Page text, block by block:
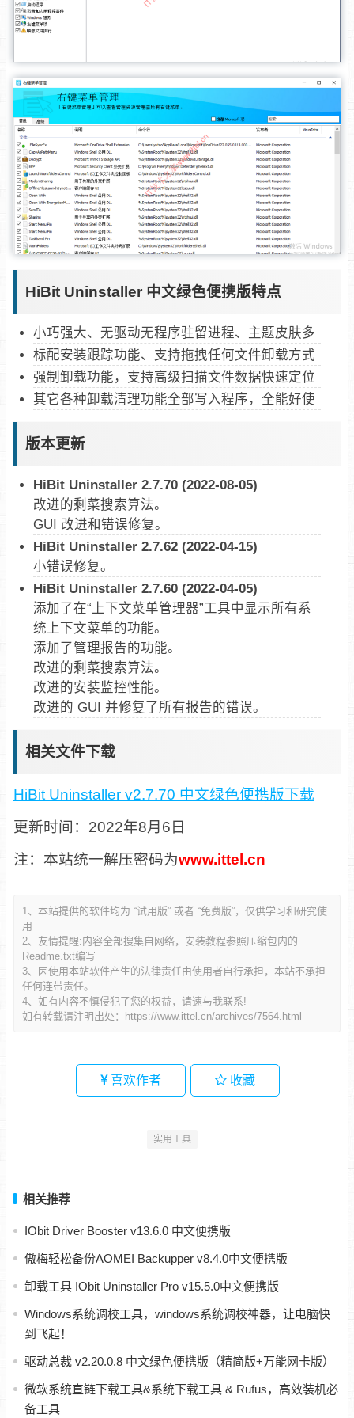
HiBit Uninstaller 中文绿色便携版特点
小巧强大、无驱动无程序驻留进程、主题皮肤多
标配安装跟踪功能、支持拖拽任何文件卸载方式
强制卸载功能，支持高级扫描文件数据快速定位
其它各种卸载清理功能全部写入程序，全能好使
版本更新
HiBit Uninstaller 2.7.70 (2022-08-05)
改进的剩菜搜索算法。
GUI 改进和错误修复。
HiBit Uninstaller 2.7.62 (2022-04-15)
小错误修复。
HiBit Uninstaller 2.7.60 (2022-04-05)
添加了在“上下文菜单管理器”工具中显示所有系
统上下文菜单的功能。
添加了管理报告的功能。
改进的剩菜搜索算法。
改进的安装监控性能。
改进的 GUI 并修复了所有报告的错误。
相关文件下载
HiBit Uninstaller v2.7.70 中文绿色便携版下载
更新时间：2022年8月6日
注：本站统一解压密码为www.ittel.cn
1、本站提供的软件均为 “试用版” 或者 “免费版”，仅供学习和研究使
用
2、友情提醒:内容全部搜集自网络，安装教程参照压缩包内的
Readme.txt编写
3、因使用本站软件产生的法律责任由使用者自行承担，本站不承担
任何连带责任。
4、如有内容不慎侵犯了您的权益，请速与我联系!
如有转载请注明出处：
https://www.ittel.cn/archives/7564.html
喜欢作者 收藏
实用工具
相关推荐
IObit Driver Booster v13.6.0 中文便携版
傲梅轻松备份AOMEI Backupper v8.4.0中文便携版
卸载工具 IObit Uninstaller Pro v15.5.0中文便携版
Windows系统调校工具，windows系统调校神器，让电脑快
到飞起！
驱动总裁 v2.20.0.8 中文绿色便携版（精简版+万能网卡版）
微软系统直链下载工具&系统下载工具 & Rufus，高效装机必
备工具